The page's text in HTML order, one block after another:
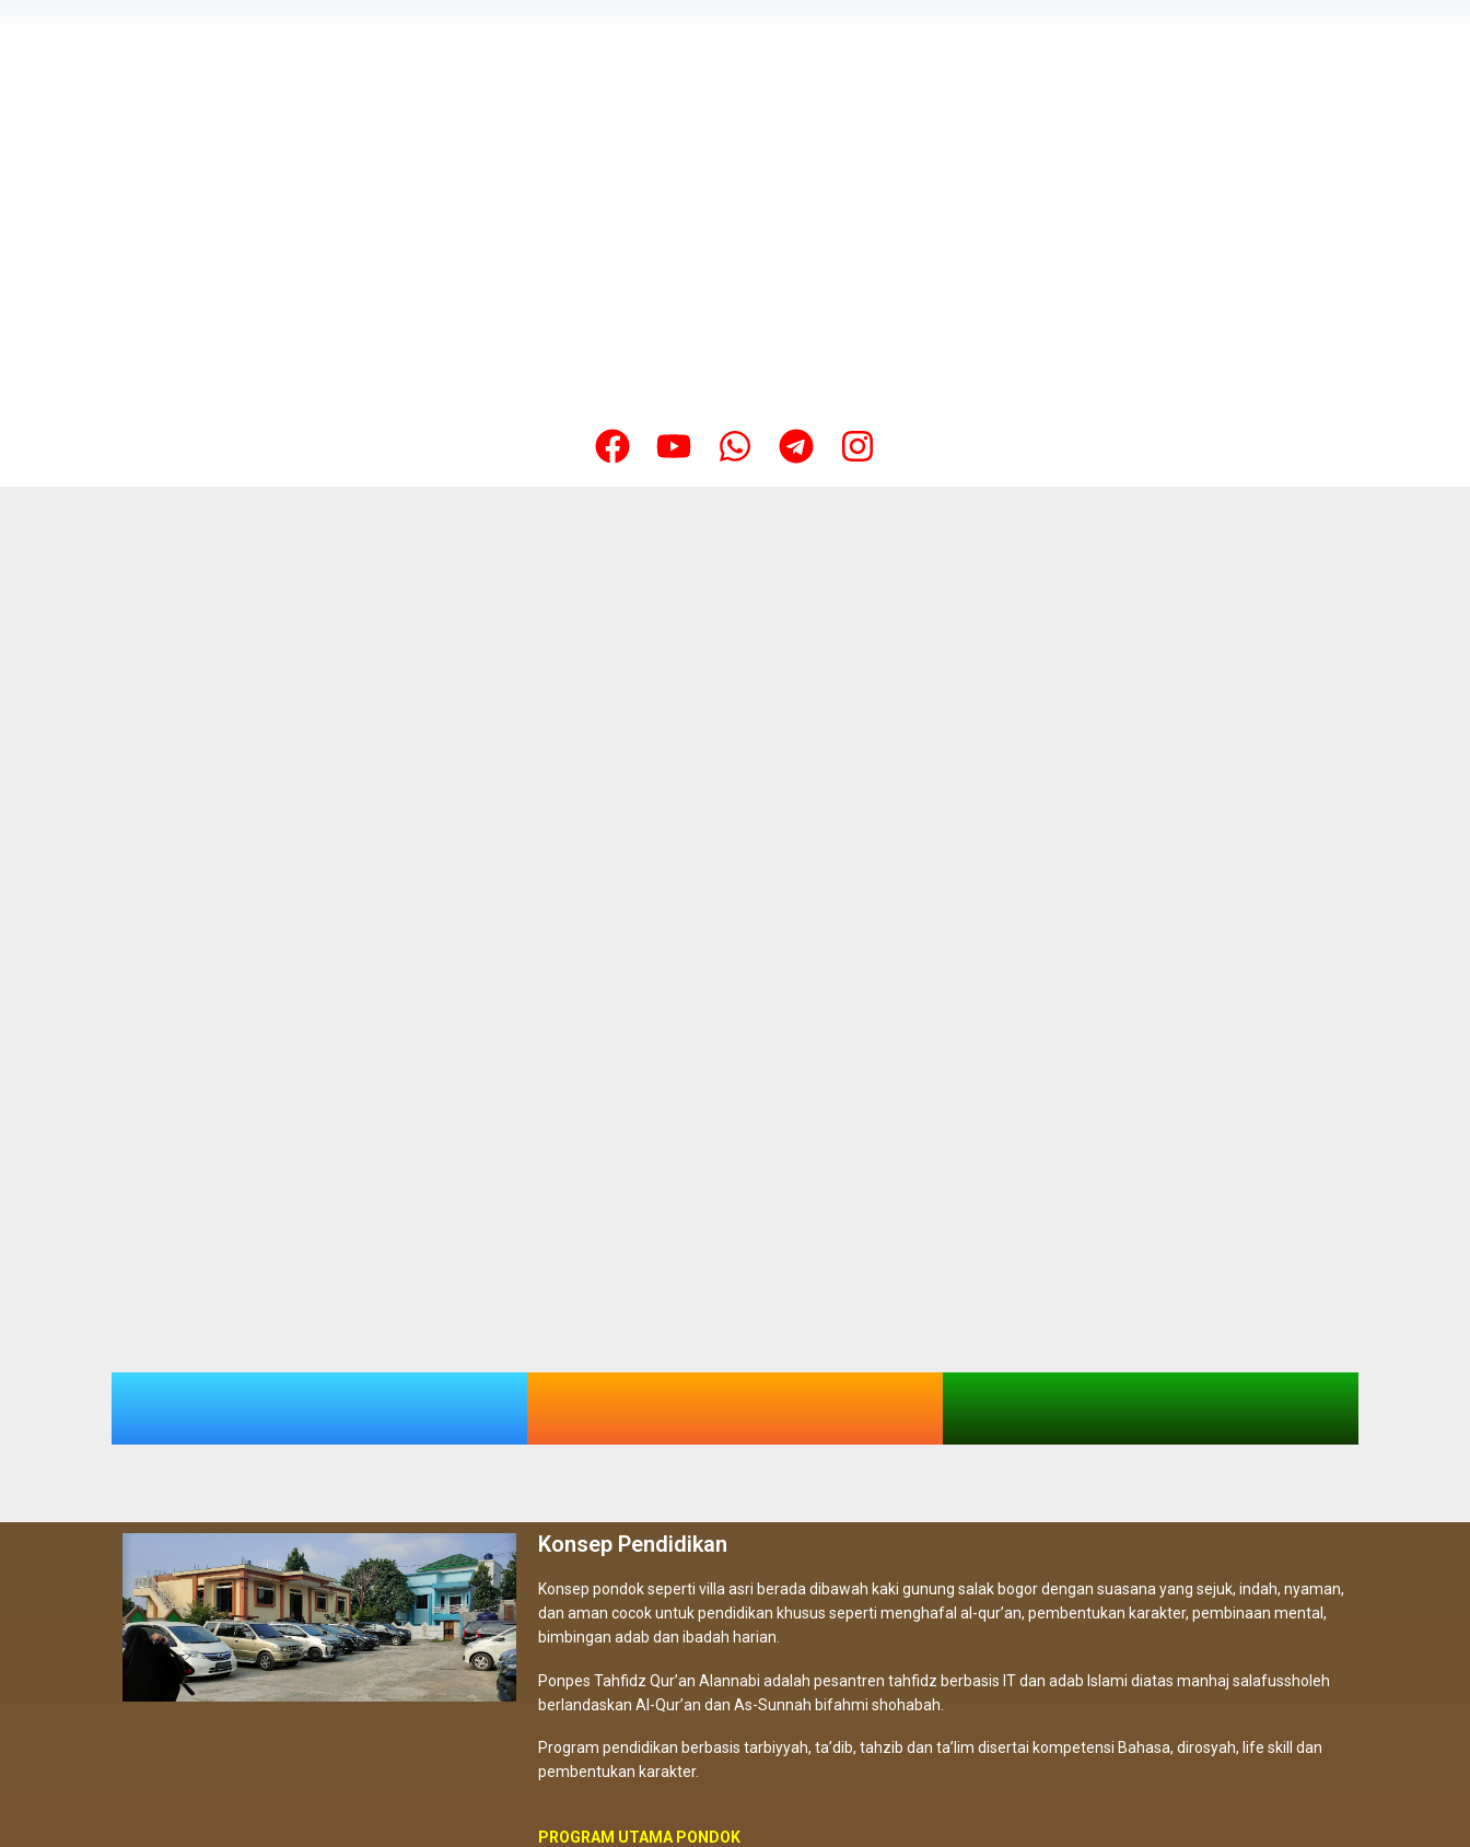
Konsep Pendidikan
Konsep pondok seperti villa asri berada dibawah kaki gunung salak bogor dengan suasana yang sejuk, indah, nyaman,
dan aman cocok untuk pendidikan khusus seperti menghafal al-qur’an, pembentukan karakter, pembinaan mental,
bimbingan adab dan ibadah harian.
Ponpes Tahfidz Qur’an Alannabi adalah pesantren tahfidz berbasis IT dan adab Islami diatas manhaj salafussholeh
berlandaskan Al-Qur’an dan As-Sunnah bifahmi shohabah.
Program pendidikan berbasis tarbiyyah, ta’dib, tahzib dan ta’lim disertai kompetensi Bahasa, dirosyah, life skill dan
pembentukan karakter.
PROGRAM UTAMA PONDOK